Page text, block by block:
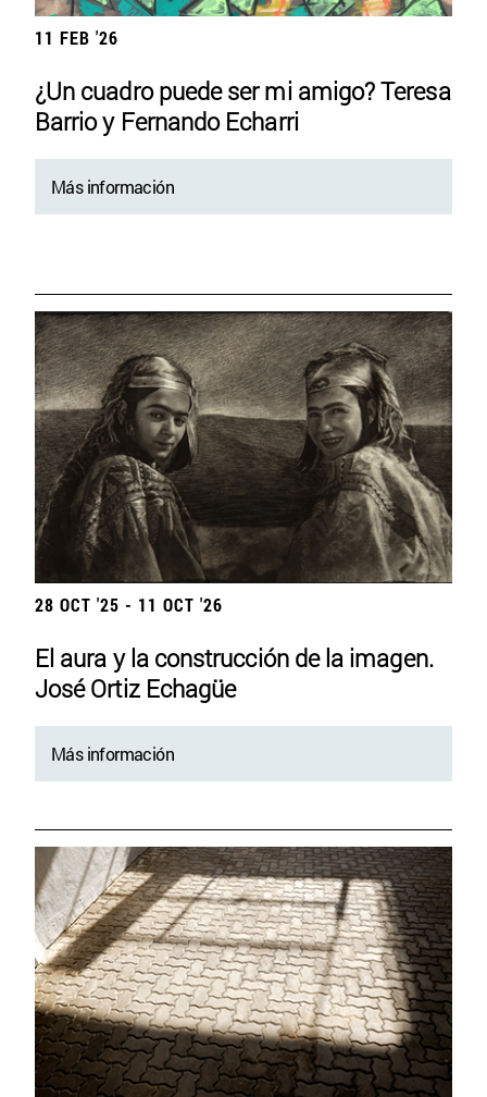
11 FEB '26
¿Un cuadro puede ser mi amigo? Teresa
Barrio y Fernando Echarri
Más información
28 OCT '25 - 11 OCT '26
El aura y la construcción de la imagen.
José Ortiz Echagüe
Más información